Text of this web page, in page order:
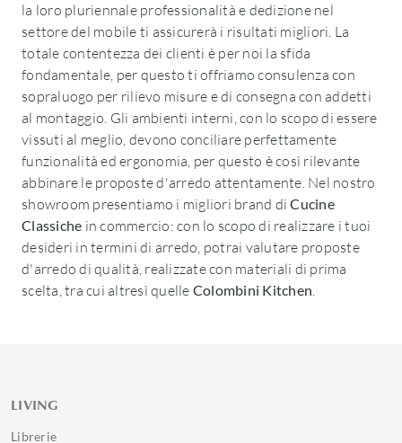
la loro pluriennale professionalità e dedizione nel
settore del mobile ti assicurerà i risultati migliori. La
totale contentezza dei clienti è per noi la sfida
fondamentale, per questo ti offriamo consulenza con
sopraluogo per rilievo misure e di consegna con addetti
al montaggio. Gli ambienti interni, con lo scopo di essere
vissuti al meglio, devono conciliare perfettamente
funzionalità ed ergonomia, per questo è così rilevante
abbinare le proposte d'arredo attentamente. Nel nostro
showroom presentiamo i migliori brand diCucine
Classiche in commercio: con lo scopo di realizzare i tuoi
desideri in termini di arredo, potrai valutare proposte
d'arredo di qualità, realizzate con materiali di prima
scelta, tra cui altresì quelle Colombini Kitchen.
LIVING
Librerie